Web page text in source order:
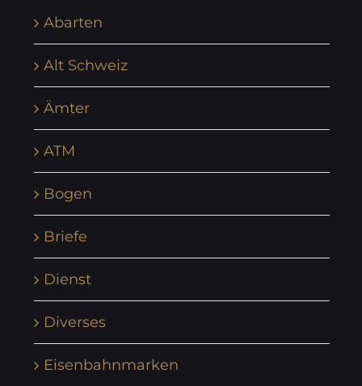
Abarten
Alt Schweiz
Ämter
ATM
Bogen
Briefe
Dienst
Diverses
Eisenbahnmarken